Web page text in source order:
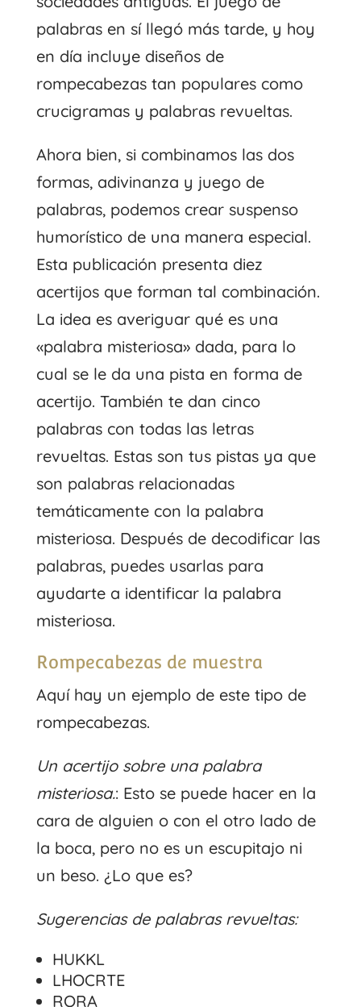
palabras en sí llegó más tarde, y hoy
en día incluye diseños de
rompecabezas tan populares como
crucigramas y palabras revueltas.
Ahora bien, si combinamos las dos
formas, adivinanza y juego de
palabras, podemos crear suspenso
humorístico de una manera especial.
Esta publicación presenta diez
acertijos que forman tal combinación.
La idea es averiguar qué es una
«palabra misteriosa» dada, para lo
cual se le da una pista en forma de
acertijo. También te dan cinco
palabras con todas las letras
revueltas. Estas son tus pistas ya que
son palabras relacionadas
temáticamente con la palabra
misteriosa. Después de decodificar las
palabras, puedes usarlas para
ayudarte a identificar la palabra
misteriosa.
Rompecabezas de muestra
Aquí hay un ejemplo de este tipo de
rompecabezas.
Un acertijo sobre una palabra
misteriosa.: Esto se puede hacer en la
cara de alguien o con el otro lado de
la boca, pero no es un escupitajo ni
un beso. ¿Lo que es?
Sugerencias de palabras revueltas:
HUKKL
LHOCRTE
RORA